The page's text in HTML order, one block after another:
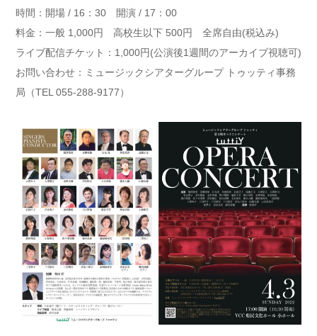
時間：開場 / 16：30 開演 / 17：00
料金：一般 1,000円 高校生以下 500円 全席自由(税込み)
ライブ配信チケット：1,000円(公演後1週間のアーカイブ視聴可)
お問い合わせ：ミュージックシアターグループ トゥッティ事務
局（TEL 055-288-9177）